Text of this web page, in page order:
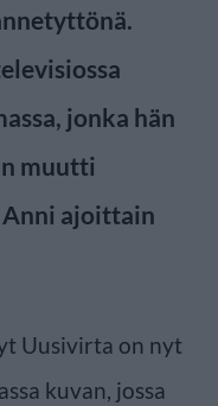
jonka hän
muutti
Anni ajoittain
Uusivirta on nyt
kuvan, jossa